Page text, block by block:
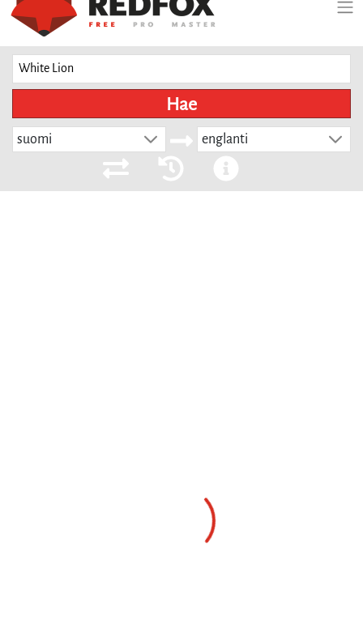
Hae
suomi englanti